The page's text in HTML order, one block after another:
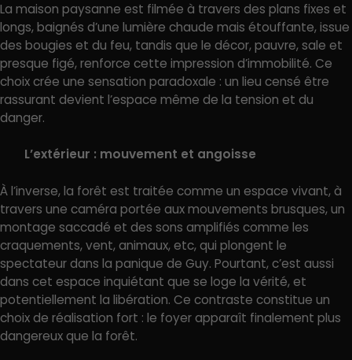
La maison paysanne est filmée à travers des plans fixes et
longs, baignés d’une lumière chaude mais étouffante, issue
des bougies et du feu, tandis que le décor, pauvre, sale et
presque figé, renforce cette impression d’immobilité. Ce
choix crée une sensation paradoxale : un lieu censé être
rassurant devient l’espace même de la tension et du
danger.
L’extérieur : mouvement et angoisse
À l’inverse, la forêt est traitée comme un espace vivant, à
travers une caméra portée aux mouvements brusques, un
montage saccadé et des sons amplifiés comme les
craquements, vent, animaux, etc, qui plongent le
spectateur dans la panique de Guy. Pourtant, c’est aussi
dans cet espace inquiétant que se loge la vérité, et
potentiellement la libération. Ce contraste constitue un
choix de réalisation fort : le foyer apparaît finalement plus
dangereux que la forêt.